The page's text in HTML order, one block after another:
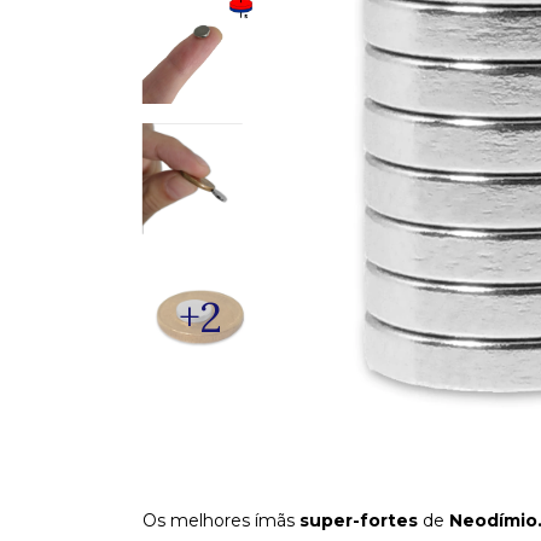
+2
Os melhores ímãs super-fortes de